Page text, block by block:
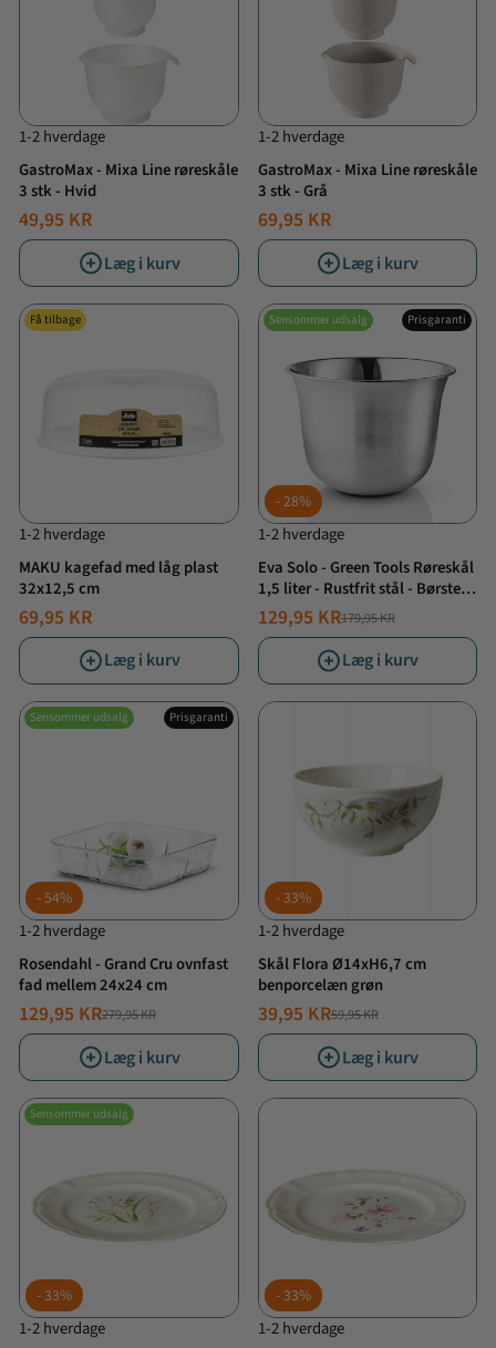
1-2 hverdage
GastroMax - Mixa Line røreskåle
3 stk - Hvid
49,95 KR
Læg i kurv
1-2 hverdage
GastroMax - Mixa Line røreskåle
3 stk - Grå
69,95 KR
Læg i kurv
Få tilbage
1-2 hverdage
MAKU kagefad med låg plast
32x12,5 cm
69,95 KR
Læg i kurv
Sensommer udsalg Prisgaranti
28%
1-2 hverdage
Eva Solo - Green Tools Røreskål
1,5 liter - Rustfrit stål - Børstet
stål
NORMALPRIS179,95 KR
TILBUDSPRIS
129,95 KR
Læg i kurv
Sensommer udsalg Prisgaranti
54%
1-2 hverdage
Rosendahl - Grand Cru ovnfast
fad mellem 24x24 cm
NORMALPRIS279,95 KR
TILBUDSPRIS
129,95 KR
Læg i kurv
33%
1-2 hverdage
Skål Flora Ø14xH6,7 cm
benporcelæn grøn
NORMALPRIS
59,95 KR
TILBUDSPRIS
39,95 KR
Læg i kurv
Sensommer udsalg
33%
1-2 hverdage
33%
1-2 hverdage